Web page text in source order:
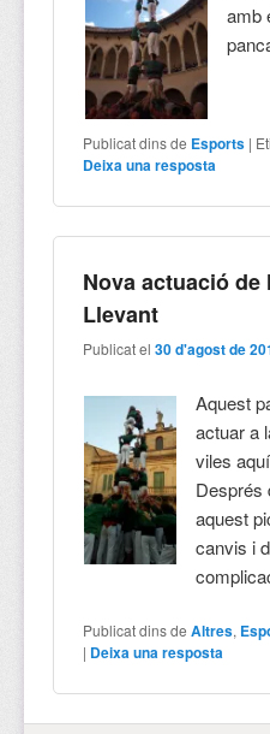
amb
Publicat dins de Esports |
Deixa una resposta
Nova actuació de
Llevant
Publicat el30 d'agost de
Aquest
actuar a
viles
Després
aquest
canvis i
Publicat dins de Altres,
| Deixa una resposta